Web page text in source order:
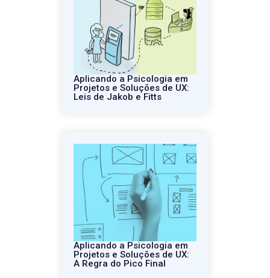
Aplicando a Psicologia em
Projetos e Soluções de UX:
Leis de Jakob e Fitts
Aplicando a Psicologia em
Projetos e Soluções de UX:
A Regra do Pico Final